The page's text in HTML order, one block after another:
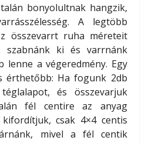
bonyolultnak hangzik,
A legtöbb
összevarrt ruha méreteit
ki és varrnánk
lenne a végeredmény. Egy
érthetőbb: Ha fogunk 2db
és összevarjuk
fél centire az anyag
csak 4×4 centis
mivel a fél centik